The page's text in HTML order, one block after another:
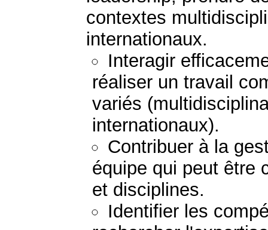
contextes
internationaux.
Interagir
réaliser un travail
variés
internationaux).
Contribuer à la
équipe qui peut être
et disciplines.
Identifier les